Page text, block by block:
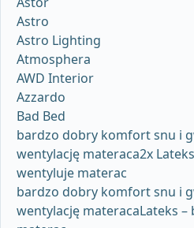
Astro
Astro Lighting
Atmosphera
AWD Interior
Azzardo
Bad Bed
bardzo dobry komfort snu i
wentylację materaca2x
wentyluje materac
bardzo dobry komfort snu i
wentylację materacaLateks